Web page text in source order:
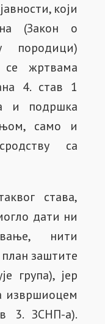
који
(Закон о
породици)
се жртвама
4. став 1
и подршка
само и
са
става,
дати ни
нити
заштите
група), јер
извршиоцем
3. ЗСНП-а).